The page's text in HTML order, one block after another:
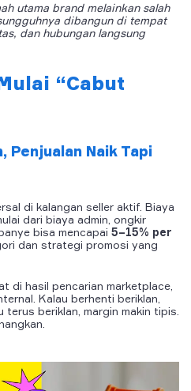
utama brand melainkan salah
dibangun di tempat
dan hubungan langsung
“Cabut
Penjualan Naik Tapi
di kalangan seller aktif. Biaya
dari biaya admin, ongkir
bisa mencapai 5–15% per
dan strategi promosi yang
di hasil pencarian marketplace,
Kalau berhenti beriklan,
beriklan, margin makin tipis.